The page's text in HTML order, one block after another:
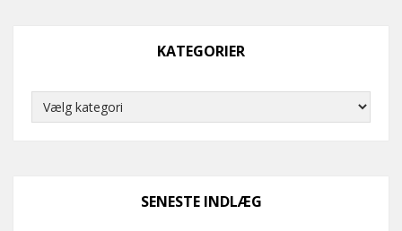
KATEGORIER
Kategorier
SENESTE INDLÆG